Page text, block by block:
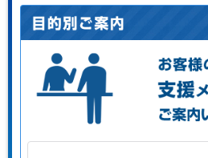
お客様の目的に応じた支援メニュ